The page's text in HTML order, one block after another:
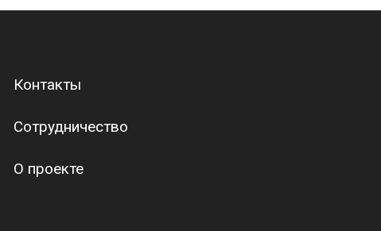
Контакты
Сотрудничество
О проекте